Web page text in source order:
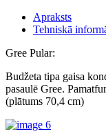
Apraksts
Tehniskā
Gree Pular:
Budžeta tipa gaisa
pasaulē Gree.
(plātums 70,4 cm)